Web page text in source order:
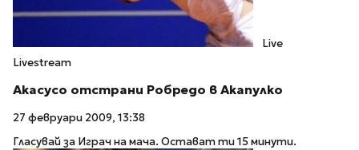
Live
Livestream
Акасусо отстрани Робредо в Акапулко
27 февруари 2009, 13:38
Гласувай за Играч на мача. Остават ти 15 минути.